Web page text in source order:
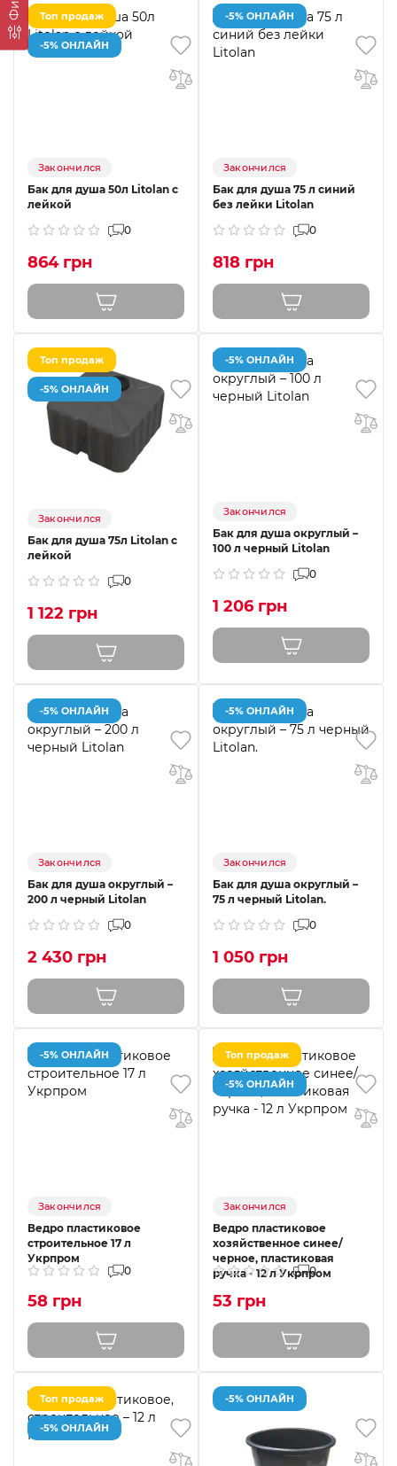
Топ продаж
-5% ОНЛАЙН
Закончился
Бак для душа 50л Litolan с
лейкой
0
864 грн
-5% ОНЛАЙН
Закончился
Бак для душа 75 л синий
без лейки Litolan
0
818 грн
Топ продаж
-5% ОНЛАЙН
Закончился
Бак для душа 75л Litolan с
лейкой
0
1 122 грн
-5% ОНЛАЙН
Закончился
Бак для душа округлый –
100 л черный Litolan
0
1 206 грн
-5% ОНЛАЙН
Закончился
Бак для душа округлый –
200 л черный Litolan
0
2 430 грн
-5% ОНЛАЙН
Закончился
Бак для душа округлый –
75 л черный Litolan.
0
1 050 грн
-5% ОНЛАЙН
Закончился
Ведро пластиковое
строительное 17 л
Укрпром
0
58 грн
Топ продаж
-5% ОНЛАЙН
Закончился
Ведро пластиковое
хозяйственное синее/
черное, пластиковая
ручка - 12 л Укрпром
0
53 грн
Топ продаж
-5% ОНЛАЙН
-5% ОНЛАЙН